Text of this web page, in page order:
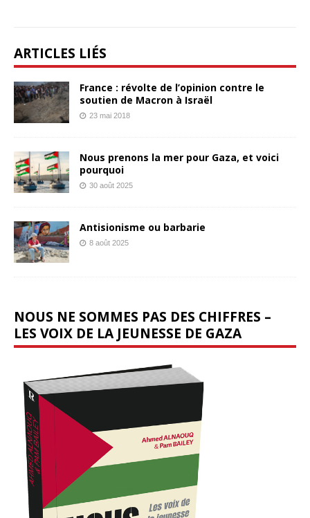
ARTICLES LIÉS
France : révolte de l’opinion contre le
soutien de Macron à Israël
23 mai 2018
Nous prenons la mer pour Gaza, et voici
pourquoi
30 août 2025
Antisionisme ou barbarie
8 août 2025
NOUS NE SOMMES PAS DES CHIFFRES –
LES VOIX DE LA JEUNESSE DE GAZA